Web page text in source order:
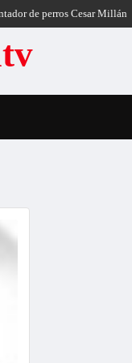
de perros Cesar Millán